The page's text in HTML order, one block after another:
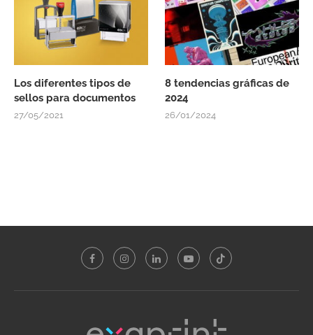
Los diferentes tipos de
sellos para documentos
27/05/2021
8 tendencias gráficas de
2024
26/01/2024